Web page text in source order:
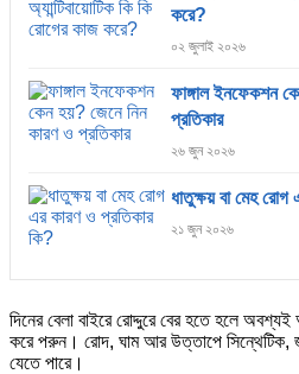
করে?
০২ জুলাই ২০২৬
ফাঙ্গাল ইনফেকশন
প্রতিকার
২৬ জুন ২০২৬
ধাতুক্ষয় বা মেহ
২১ জুন ২০২৬
দিনের বেলা বাইরে রোদ্দুরে বের হতে হলে
করে পরুন। রোদ, ঘাম আর উত্তাপে সিন্থেটিক,
যেতে পারে।